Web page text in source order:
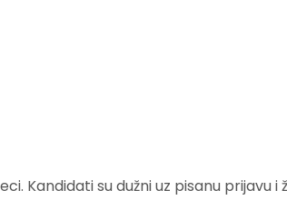
Kandidati su dužni uz pisanu prijavu